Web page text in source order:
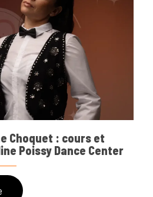
Choquet : cours et
Poissy Dance Center